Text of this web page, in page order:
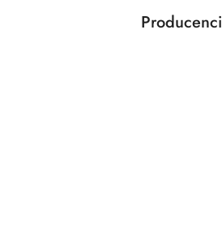
Pomiń karuzelę producentów
Producenci